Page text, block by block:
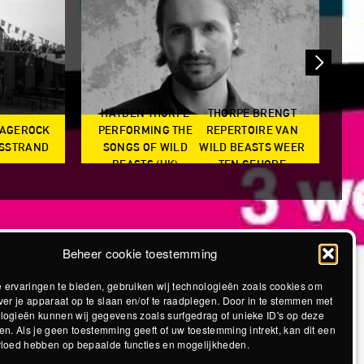
Beheer cookie toestemming
ervaringen te bieden, gebruiken wij technologieën zoals cookies om
je apparaat op te slaan en/of te raadplegen. Door in te stemmen met
kunnen wij gegevens zoals surfgedrag of unieke ID's op deze
Als je geen toestemming geeft of uw toestemming intrekt, kan dit een
hebben op bepaalde functies en mogelijkheden.
HAYDEN THORPE
PERFORMING THE
SONGS OF WILD
BEASTS (UK)
THORPE BRENGT
REPERTOIRE VAN
WILD BEASTS WEER
TEN GEHORE